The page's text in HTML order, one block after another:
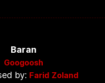
Baran
Googoosh
by: Farid Zoland